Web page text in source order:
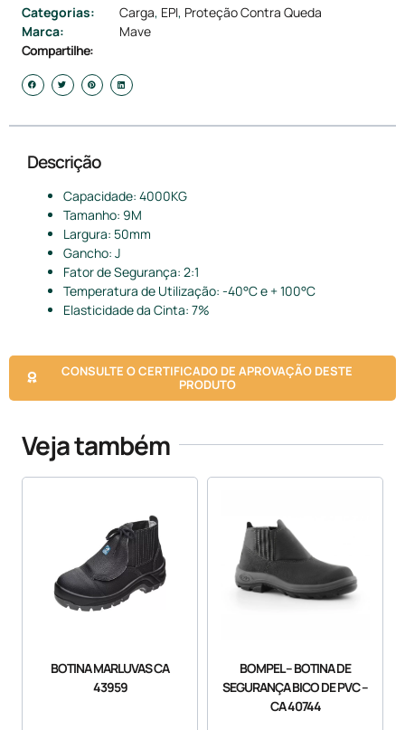
Categorias: Carga, EPI, Proteção Contra Queda
Marca:
Mave
Compartilhe:
Descrição
Capacidade: 4000KG
Tamanho: 9M
Largura: 50mm
Gancho: J
Fator de Segurança: 2:1
Temperatura de Utilização: -40°C e + 100°C
Elasticidade da Cinta: 7%
CONSULTE O CERTIFICADO DE APROVAÇÃO DESTE
PRODUTO
Veja também
BOTINA MARLUVAS CA
43959
BOMPEL – BOTINA DE
SEGURANÇA BICO DE PVC –
CA 40744